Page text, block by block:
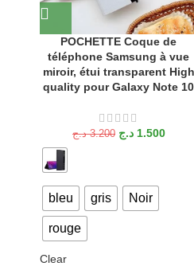
POCHETTE Coque de
téléphone Samsung à vue
miroir, étui transparent High
quality pour Galaxy Note 10
3.200 د.ج 1.500 د.ج
bleu gris Noir
rouge
Clear